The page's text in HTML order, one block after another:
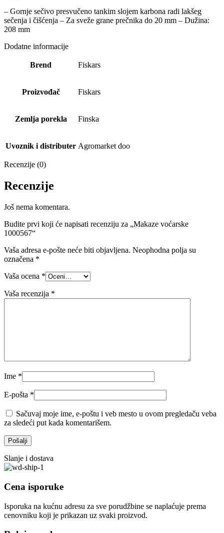
– Gornje sečivo presvučeno tankim slojem karbona radi lakšeg
sečenja i čišćenja – Za sveže grane prečnika do 20 mm – Dužina:
208 mm
Dodatne informacije
Brend Fiskars
Proizvođač Fiskars
Zemlja porekla Finska
Uvoznik i distributer Agromarket doo
Recenzije (0)
Recenzije
Još nema komentara.
Budite prvi koji će napisati recenziju za „Makaze voćarske
1000567“
Vaša adresa e-pošte neće biti objavljena. Neophodna polja su
označena *
Vaša ocena *
Vaša recenzija *
Ime *
E-pošta *
Sačuvaj moje ime, e-poštu i veb mesto u ovom pregledaču veba
za sledeći put kada komentarišem.
Slanje i dostava
Cena isporuke
Isporuka na kućnu adresu za sve porudžbine se naplaćuje prema
cenovniku koji je prikazan uz svaki proizvod.